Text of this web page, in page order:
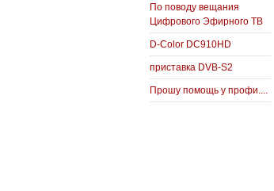
По поводу вещания
Цифрового Эфирного ТВ
D-Color DC910HD
приставка DVB-S2
Прошу помощь у профи....